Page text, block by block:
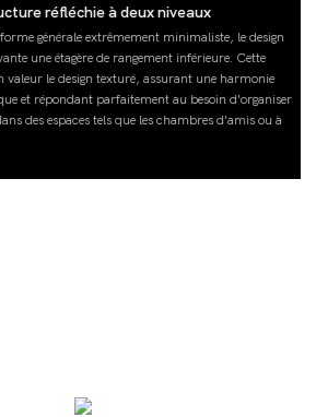
réfléchie à deux niveaux
générale extrêmement minimaliste, le design
une étagère de rangement inférieure. Cette
valeur le design texturé, assurant une harmonie
et répondant parfaitement au besoin d'organiser
des espaces tels que les chambres d'amis ou à